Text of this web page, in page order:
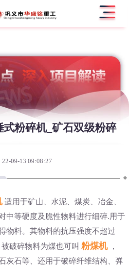
式粉碎机_矿石双级粉碎
09-13 09:08:27
适用于矿山、水泥、煤炭、冶金、
中等硬度及脆性物料进行细碎.用于
物料。其物料的抗压强度不超过
破碎物料为煤也可叫 粉煤机
，
灰石等、还用于破碎纤维结构、弹